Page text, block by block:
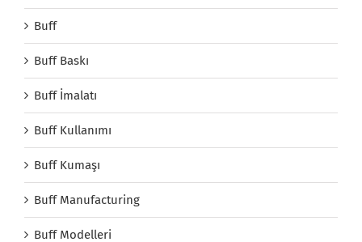
Buff
Buff Baskı
Buff İmalatı
Buff Kullanımı
Buff Kumaşı
Buff Manufacturing
Buff Modelleri